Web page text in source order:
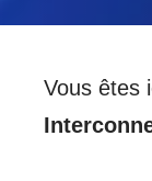
Vous êtes